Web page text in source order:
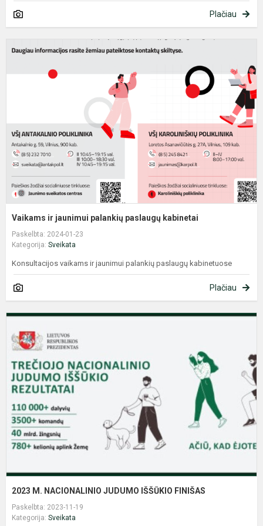
Plačiau
Vaikams ir jaunimui palankių paslaugų kabinetai
Paskelbta: 2024-01-23
Kategorija: Sveikata
Konsultacijos vaikams ir jaunimui palankių paslaugų kabinetuose
Plačiau
2023 M. NACIONALINIO JUDUMO IŠŠŪKIO FINIŠAS
Paskelbta: 2023-11-19
Kategorija: Sveikata